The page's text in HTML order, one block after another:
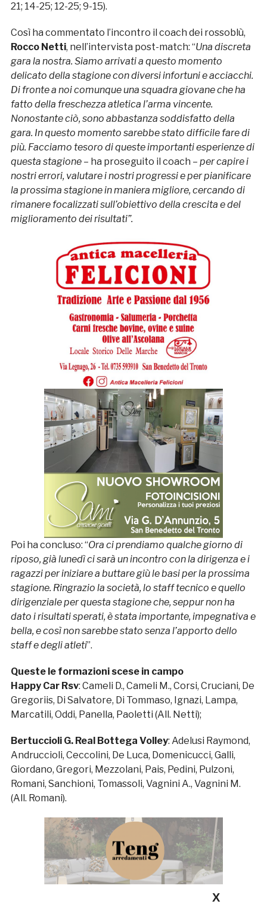
21; 14-25; 12-25; 9-15).
Così ha commentato l’incontro il coach dei rossoblù,
Rocco Netti, nell’intervista post-match: “Una discreta
gara la nostra. Siamo arrivati a questo momento
delicato della stagione con diversi infortuni e acciacchi.
Di fronte a noi comunque una squadra giovane che ha
fatto della freschezza atletica l’arma vincente.
Nonostante ciò, sono abbastanza soddisfatto della
gara. In questo momento sarebbe stato difficile fare di
più. Facciamo tesoro di queste importanti esperienze di
questa stagione– ha proseguito il coach – per capire i
nostri errori, valutare i nostri progressi e per pianificare
la prossima stagione in maniera migliore, cercando di
rimanere focalizzati sull’obiettivo della crescita e del
miglioramento dei risultati”.
Poi ha concluso: “Ora ci prendiamo qualche giorno di
riposo, già lunedì ci sarà un incontro con la dirigenza e i
ragazzi per iniziare a buttare giù le basi per la prossima
stagione. Ringrazio la società, lo staff tecnico e quello
dirigenziale per questa stagione che, seppur non ha
dato i risultati sperati, è stata importante, impegnativa e
bella, e così non sarebbe stato senza l’apporto dello
staff e degli atleti”.
Queste le formazioni scese in campo
Happy Car Rsv: Cameli D., Cameli M., Corsi, Cruciani, De
Gregoriis, Di Salvatore, Di Tommaso, Ignazi, Lampa,
Marcatili, Oddi, Panella, Paoletti (All. Netti);
Bertuccioli G. Real Bottega Volley: Adelusi Raymond,
Andruccioli, Ceccolini, De Luca, Domenicucci, Galli,
Giordano, Gregori, Mezzolani, Pais, Pedini, Pulzoni,
Romani, Sanchioni, Tomassoli, Vagnini A., Vagnini M.
(All. Romani).
X